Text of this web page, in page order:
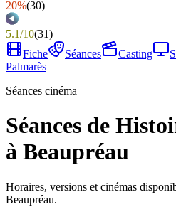
20%(30)
5.1/10(31)
Fiche
Séances Casting
Palmarès
Séances cinéma
Séances de
à Beaupréau
Horaires, versions et cinémas
Beaupréau.